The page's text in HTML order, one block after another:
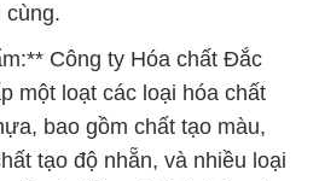
cùng.
Công ty Hóa chất Đắc
một loạt các loại hóa chất
bao gồm chất tạo màu,
tạo độ nhẵn, và nhiều loại